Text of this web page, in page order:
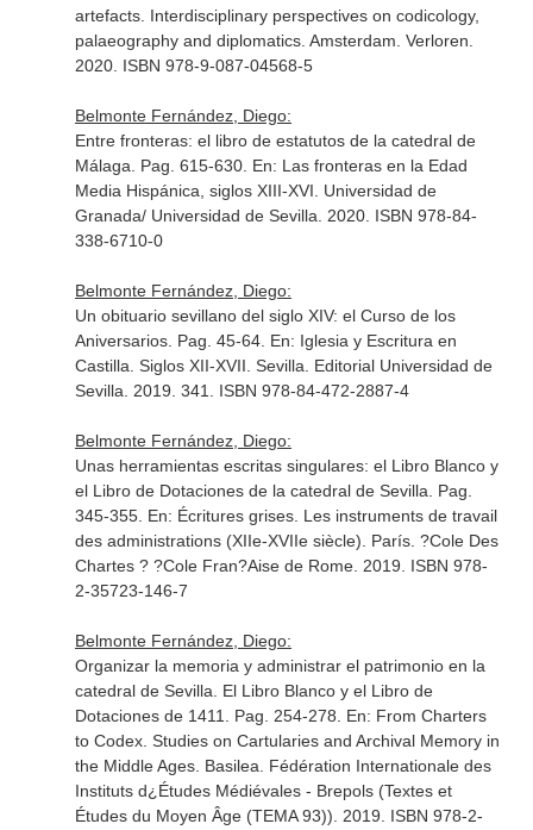
artefacts. Interdisciplinary perspectives on codicology,
palaeography and diplomatics. Amsterdam. Verloren.
2020. ISBN 978-9-087-04568-5
Belmonte Fernández, Diego:
Entre fronteras: el libro de estatutos de la catedral de
Málaga. Pag. 615-630. En: Las fronteras en la Edad
Media Hispánica, siglos XIII-XVI . Universidad de
Granada/ Universidad de Sevilla. 2020. ISBN 978-84-
338-6710-0
Belmonte Fernández, Diego:
Un obituario sevillano del siglo XIV: el Curso de los
Aniversarios. Pag. 45-64. En: Iglesia y Escritura en
Castilla. Siglos XII-XVII . Sevilla. Editorial Universidad de
Sevilla. 2019. 341. ISBN 978-84-472-2887-4
Belmonte Fernández, Diego:
Unas herramientas escritas singulares: el Libro Blanco y
el Libro de Dotaciones de la catedral de Sevilla. Pag.
345-355. En: Écritures grises. Les instruments de travail
des administrations (XIIe-XVIIe siècle) . París. ?Cole Des
Chartes ? ?Cole Fran?Aise de Rome. 2019. ISBN 978-
2-35723-146-7
Belmonte Fernández, Diego:
Organizar la memoria y administrar el patrimonio en la
catedral de Sevilla. El Libro Blanco y el Libro de
Dotaciones de 1411. Pag. 254-278. En: From Charters
to Codex. Studies on Cartularies and Archival Memory in
the Middle Ages. Basilea. Fédération Internationale des
Instituts d¿Études Médiévales - Brepols (Textes et
Études du Moyen Âge (TEMA 93)). 2019. ISBN 978-2-